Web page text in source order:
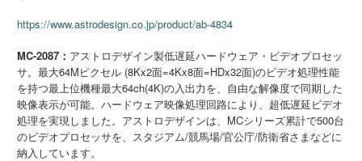
https://www.astrodesign.co.jp/product/ab-4834
MC-2087： アストロデザイン製低遅延ハードウェア・ビデオプロセッ
サ。最大64Mピクセル (8Kx2面=4Kx8面=HDx32面)のビデオ処理性能
を持つ最上位機種最大64ch(4K)の入出力を、自由な解像度で同期した
映像表示が可能。ハードウェア映像処理回路により、超低遅延ビデオ
処理を実現しました。アストロデザインは、MCシリーズ累計で500台
のビデオプロセッサを、スタジアム/競馬場/官公庁/防衛省さまなどに
納入しています。